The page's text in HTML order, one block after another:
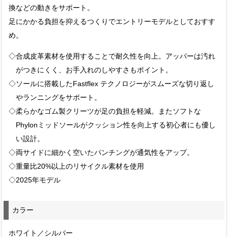
換などの動きをサポート。
足にかかる負担を抑えるつくりでエントリーモデルとしておすす
め。
◇合成皮革素材を使用することで耐久性を向上。アッパーは汚れ
がつきにくく、お手入れのしやすさもポイント。
◇ソールに搭載したFastflex テクノロジーがスムーズな切り返し
やランニングをサポート。
◇柔らかなゴム製クリーツが足の負担を軽減。またソフトな
Phylonミッドソールがクッション性を向上する初心者にも優し
い設計。
◇両サイドに細かく空いたパンチングが通気性をアップ。
◇重量比20%以上のリサイクル素材を使用
◇2025年モデル
カラー
ホワイト／シルバー